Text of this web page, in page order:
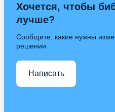
Хочется, чтобы
лучше?
Сообщите, какие нужны
решении
Написать